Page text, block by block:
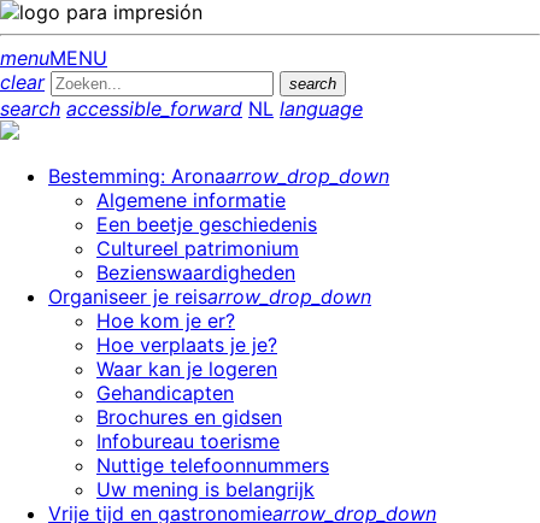
menuMENU
clear
search
search accessible_forward NL language
Bestemming: Aronaarrow_drop_down
Algemene informatie
Een beetje geschiedenis
Cultureel patrimonium
Bezienswaardigheden
Organiseer je reisarrow_drop_down
Hoe kom je er?
Hoe verplaats je je?
Waar kan je logeren
Gehandicapten
Brochures en gidsen
Infobureau toerisme
Nuttige telefoonnummers
Uw mening is belangrijk
Vrije tijd en gastronomiearrow_drop_down